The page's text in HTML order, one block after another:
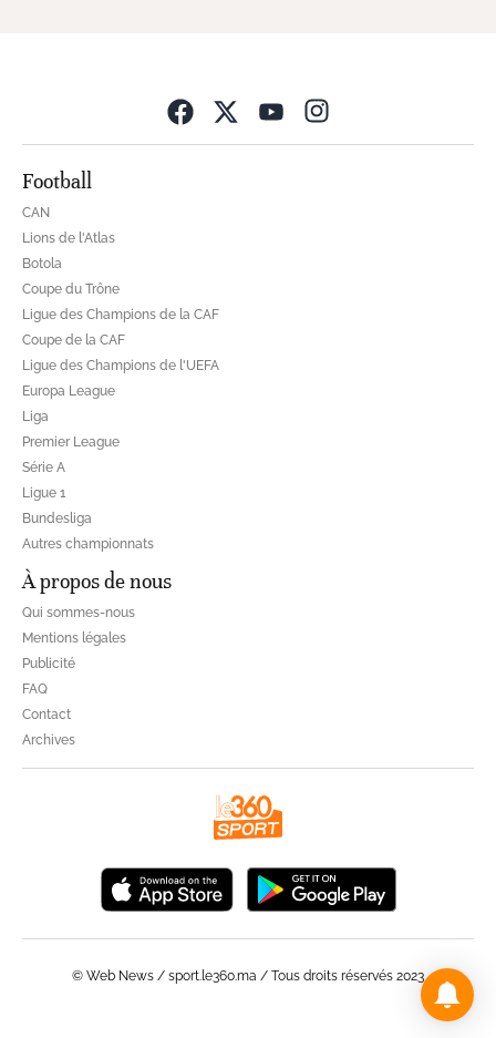
Football
CAN
Lions de l'Atlas
Botola
Coupe du Trône
Ligue des Champions de la CAF
Coupe de la CAF
Ligue des Champions de l'UEFA
Europa League
Liga
Premier League
Série A
Ligue 1
Bundesliga
Autres championnats
À propos de nous
Qui sommes-nous
Mentions légales
Publicité
FAQ
Contact
Archives
© Web News / sport.le360.ma / Tous droits réservés 2023